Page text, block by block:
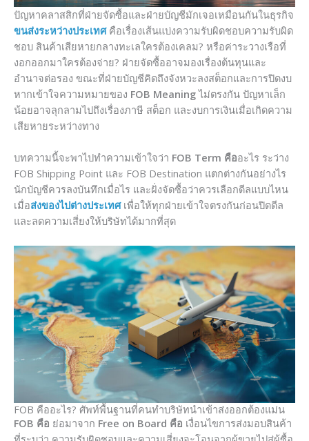
ปัญหาคลาสสิกที่ฝ่ายจัดซื้อและฝ่ายบัญชีมักเจอเหมือนกันในธุรกิจ
ขนส่งระหว่างประเทศคือเรื่องเส้นแบ่งความรับผิดชอบความรับผิด
ชอบ สินค้าเสียหายกลางทะเลใครต้องเคลม? หรือค่าระวางเรือที่
งอกออกมาใครต้องจ่าย? ฝ่ายจัดซื้ออาจมองเรื่องต้นทุนและ
อำนาจต่อรอง ขณะที่ฝ่ายบัญชีคิดถึงจังหวะลงสต็อกและการปิดงบ
หากเข้าใจความหมายของ FOB Meaningไม่ตรงกัน ปัญหาเล็ก
น้อยอาจลุกลามไปถึงเรื่องภาษี สต็อก และงบการเงินเมื่อเกิดความ
เสียหายระหว่างทาง
บทความนี้จะพาไปทำความเข้าใจว่า FOB Term คืออะไร ระว่าง
FOB Shipping Point และ FOB Destination แตกต่างกันอย่างไร
นักบัญชีควรลงบันทึกเมื่อไร และฝั่งจัดซื้อว่าควรเลือกดีลแบบไหน
เมื่อส่งของไปต่างประเทศเพื่อให้ทุกฝ่ายเข้าใจตรงกันก่อนปิดดีล
และลดความเสี่ยงให้บริษัทได้มากที่สุด
FOB คืออะไร? ศัพท์พื้นฐานที่คนทำบริษัทนำเข้าส่งออกต้องแม่น
FOB คือ ย่อมาจาก Free on Board คือ เงื่อนไขการส่งมอบสินค้า